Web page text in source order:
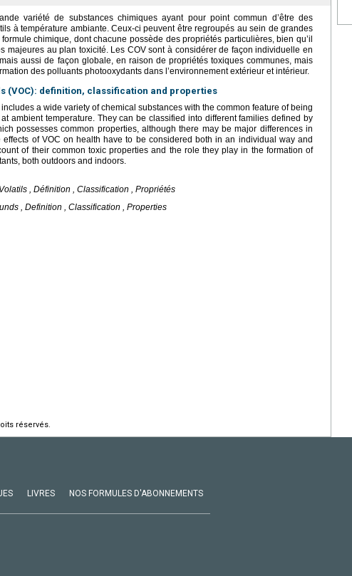
variété de substances chimiques ayant pour point commun d’être des
à température ambiante. Ceux-ci peuvent être regroupés au sein de grandes
chimique, dont chacune possède des propriétés particulières, bien qu’il
majeures au plan toxicité. Les COV sont à considérer de façon individuelle en
aussi de façon globale, en raison de propriétés toxiques communes, mais
des polluants photooxydants dans l’environnement extérieur et intérieur.
(VOC): definition, classification and properties
a wide variety of chemical substances with the common feature of being
ambient temperature. They can be classified into different families defined by
possesses common properties, although there may be major differences in
effects of VOC on health have to be considered both in an individual way and
of their common toxic properties and the role they play in the formation of
both outdoors and indoors.
, Définition , Classification , Propriétés
, Definition , Classification , Properties
réservés.
LIVRES NOS FORMULES D'ABONNEMENTS